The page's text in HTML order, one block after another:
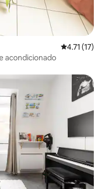
Calificación
4.71 (17)
acondicionado